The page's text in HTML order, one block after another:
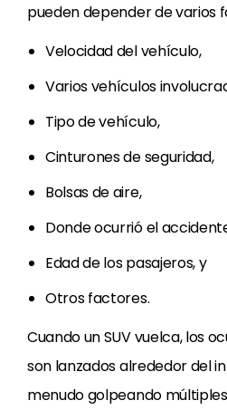
pueden depender de varios
Velocidad del vehículo,
Varios vehículos
Tipo de vehículo,
Cinturones de seguridad,
Bolsas de aire,
Donde ocurrió el
Edad de los pasajeros, y
Otros factores.
Cuando un SUV vuelca, los
son lanzados alrededor del
menudo golpeando